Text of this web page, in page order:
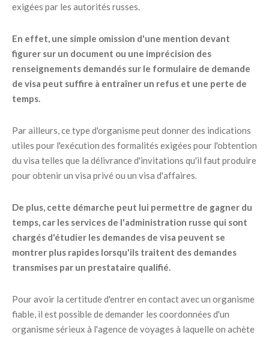
exigées par les autorités russes.
En effet, une simple omission d'une mention devant
figurer sur un document ou une imprécision des
renseignements demandés sur le formulaire de demande
de visa peut suffire à entraîner un refus et une perte de
temps.
Par ailleurs, ce type d'organisme peut donner des indications
utiles pour l'exécution des formalités exigées pour l'obtention
du visa telles que la délivrance d'invitations qu'il faut produire
pour obtenir un visa privé ou un visa d'affaires.
De plus, cette démarche peut lui permettre de gagner du
temps, car les services de l'administration russe qui sont
chargés d'étudier les demandes de visa peuvent se
montrer plus rapides lorsqu'ils traitent des demandes
transmises par un prestataire qualifié.
Pour avoir la certitude d'entrer en contact avec un organisme
fiable, il est possible de demander les coordonnées d'un
organisme sérieux à l'agence de voyages à laquelle on achète